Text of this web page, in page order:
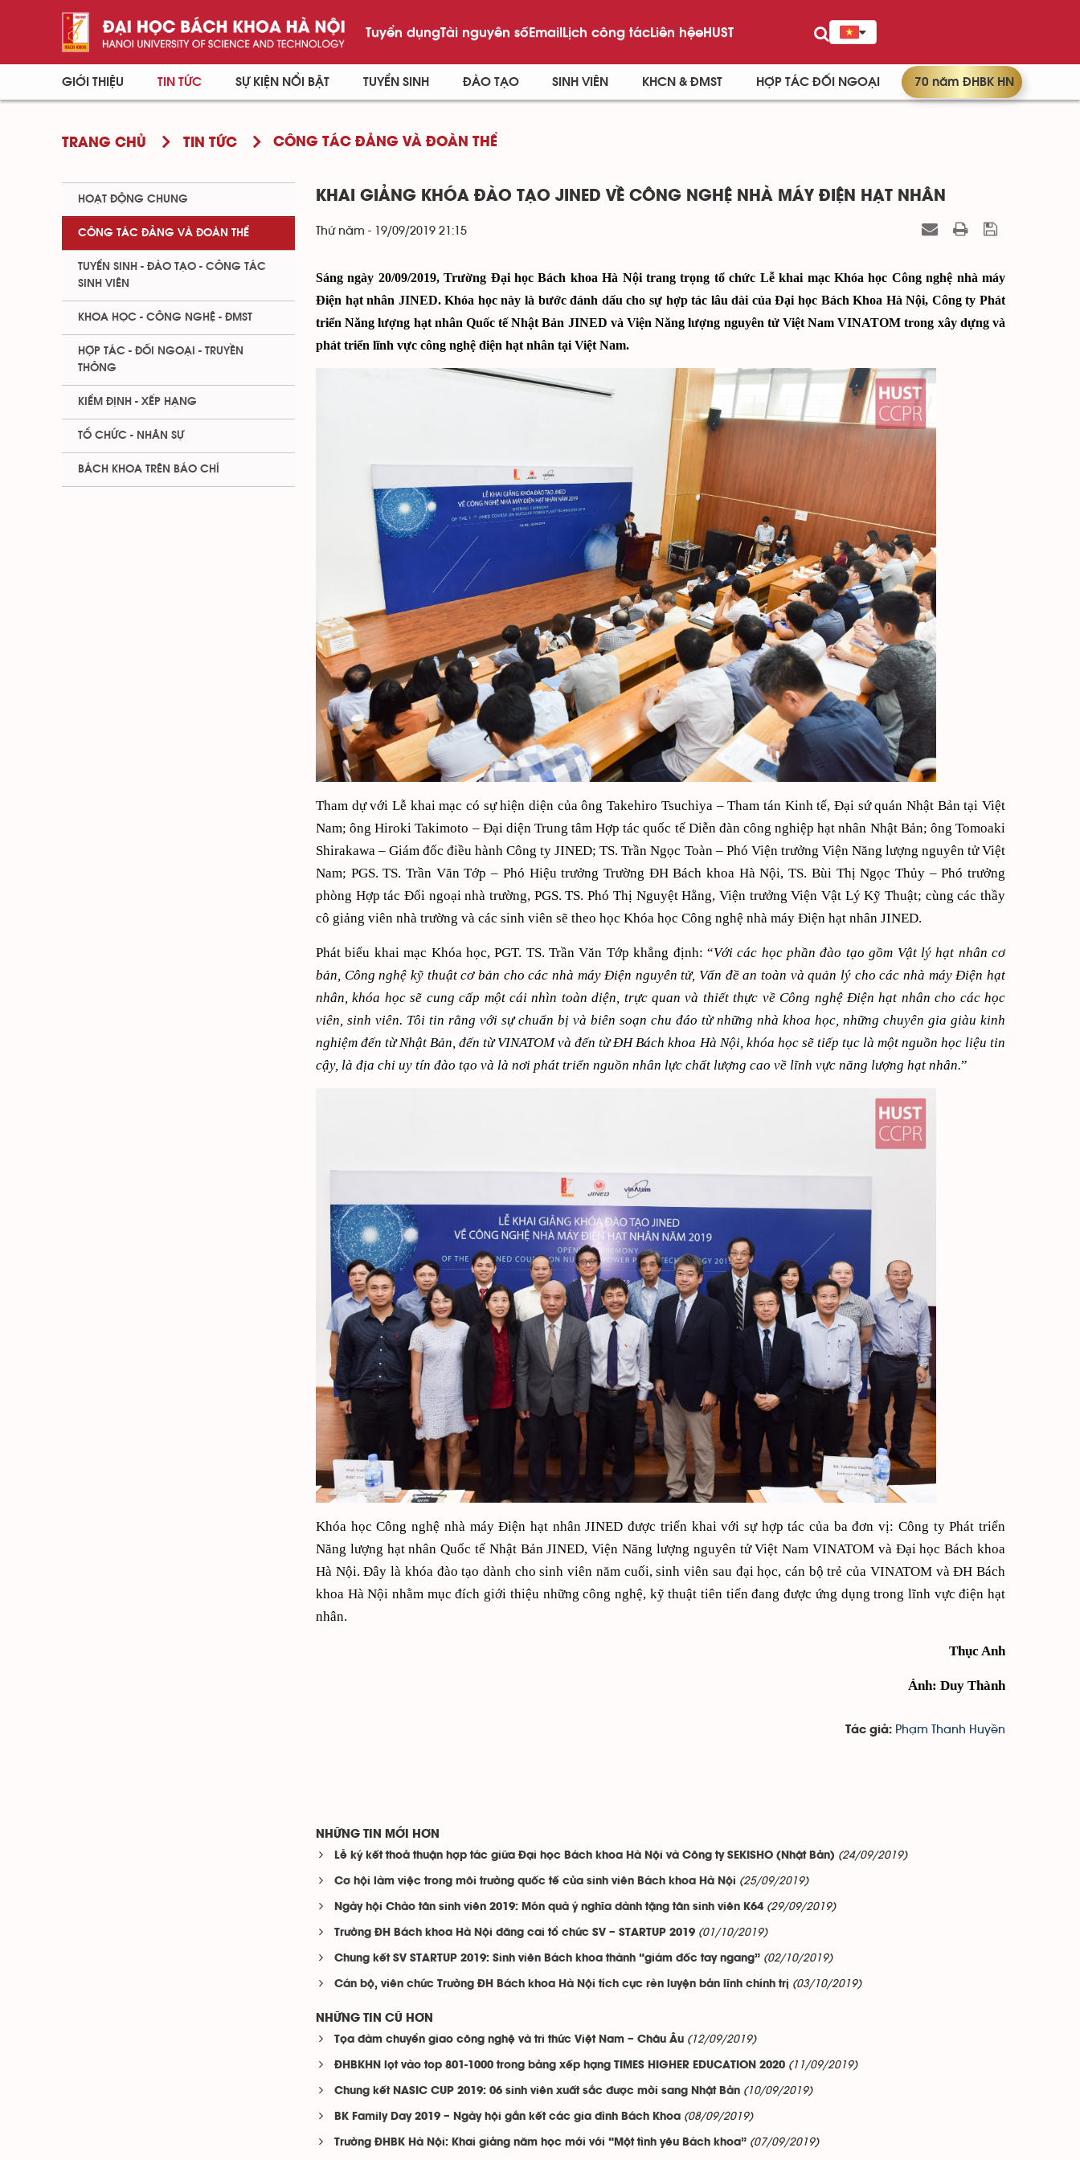
Tuyển dụngTài nguyên sốEmailLịch công tácLiên hệeHUST
GIỚI THIỆU TIN TỨC SỰ KIỆN NỔI BẬT TUYỂN SINH ĐÀO TẠO SINH VIÊN KHCN & ĐMST HỢP TÁC ĐỐI NGOẠI 70 năm ĐHBK HN
TRANG CHỦ TIN TỨC CÔNG TÁC ĐẢNG VÀ ĐOÀN THỂ
KHAI GIẢNG KHÓA ĐÀO TẠO JINED VỀ CÔNG NGHỆ NHÀ MÁY ĐIỆN HẠT NHÂN
Thứ năm - 19/09/2019 21:15
Sáng ngày 20/09/2019, Trường Đại học Bách khoa Hà Nội trang trọng tổ chức Lễ khai mạc Khóa học Công nghệ nhà máy
Điện hạt nhân JINED. Khóa học này là bước đánh dấu cho sự hợp tác lâu dài củaĐại học Bách Khoa Hà Nội, Công ty Phát
triển Năng lượng hạt nhân Quốc tế Nhật Bản JINED và Viện Năng lượng nguyên tử Việt Nam VINATOM trong xây dựng và
phát triển lĩnh vực công nghệ điện hạt nhân tại Việt Nam.
Tham dự với Lễ khai mạc có sự hiện diện của ông Takehiro Tsuchiya – Tham tán Kinh tế, Đại sứ quán Nhật Bản tại Việt
Nam; ông Hiroki Takimoto – Đại diện Trung tâm Hợp tác quốc tế Diễn đàn công nghiệp hạt nhân Nhật Bản; ông Tomoaki
Shirakawa – Giám đốc điều hành Công ty JINED; TS. Trần Ngọc Toàn – Phó Viện trưởng Viện Năng lượng nguyên tử Việt
Nam; PGS. TS. Trần Văn Tớp – Phó Hiệu trưởng Trường ĐH Bách khoa Hà Nội, TS. Bùi Thị Ngọc Thủy – Phó trưởng
phòng Hợp tác Đối ngoại nhà trường, PGS. TS. Phó Thị Nguyệt Hằng, Viện trưởng Viện Vật Lý Kỹ Thuật; cùng các thầy
cô giảng viên nhà trường và các sinh viên sẽ theo học Khóa học Công nghệ nhà máy Điện hạt nhân JINED.
Phát biểu khai mạc Khóa học, PGT. TS. Trần Văn Tớp khẳng định: “Với các học phần đào tạo gồm Vật lý hạt nhân cơ
bản, Công nghệ kỹ thuật cơ bản cho các nhà máy Điện nguyên tử, Vấn đề an toàn và quản lý cho các nhà máy Điện hạt
nhân, khóa học sẽ cung cấp một cái nhìn toàn diện, trực quan và thiết thực về Công nghệ Điện hạt nhân cho các học
viên, sinh viên. Tôi tin rằng với sự chuẩn bị và biên soạn chu đáo từ những nhà khoa học, những chuyên gia giàu kinh
nghiệm đến từ Nhật Bản, đến từ VINATOM và đến từ ĐH Bách khoa Hà Nội, khóa học sẽ tiếp tục là một nguồn học liệu tin
cậy, là địa chỉ uy tín đào tạo và là nơi phát triển nguồn nhân lực chất lượng cao về lĩnh vực năng lượng hạt nhân.”
Khóa học Công nghệ nhà máy Điện hạt nhân JINED được triển khai với sự hợp tác của ba đơn vị: Công ty Phát triển
Năng lượng hạt nhân Quốc tế Nhật Bản JINED, Viện Năng lượng nguyên tử Việt Nam VINATOM và Đại học Bách khoa
Hà Nội. Đây là khóa đào tạo dành cho sinh viên năm cuối, sinh viên sau đại học, cán bộ trẻ của VINATOM và ĐH Bách
khoa Hà Nội nhằm mục đích giới thiệu những công nghệ, kỹ thuật tiên tiến đang được ứng dụng trong lĩnh vực điện hạt
nhân.
Thục Anh
Ảnh: Duy Thành
Tác giả: Phạm Thanh Huyền
NHỮNG TIN MỚI HƠN
Lễ ký kết thoả thuận hợp tác giữa Đại học Bách khoa Hà Nội và Công ty SEKISHO (Nhật Bản) (24/09/2019)
Cơ hội làm việc trong môi trường quốc tế của sinh viên Bách khoa Hà Nội (25/09/2019)
Ngày hội Chào tân sinh viên 2019: Món quà ý nghĩa dành tặng tân sinh viên K64 (29/09/2019)
Trường ĐH Bách khoa Hà Nội đăng cai tổ chức SV – STARTUP 2019 (01/10/2019)
Chung kết SV STARTUP 2019: Sinh viên Bách khoa thành “giám đốc tay ngang” (02/10/2019)
Cán bộ, viên chức Trường ĐH Bách khoa Hà Nội tích cực rèn luyện bản lĩnh chính trị (03/10/2019)
NHỮNG TIN CŨ HƠN
Tọa đàm chuyển giao công nghệ và tri thức Việt Nam – Châu Âu (12/09/2019)
ĐHBKHN lọt vào top 801-1000 trong bảng xếp hạng TIMES HIGHER EDUCATION 2020 (11/09/2019)
Chung kết NASIC CUP 2019: 06 sinh viên xuất sắc được mời sang Nhật Bản (10/09/2019)
BK Family Day 2019 – Ngày hội gắn kết các gia đình Bách Khoa (08/09/2019)
Trường ĐHBK Hà Nội: Khai giảng năm học mới với “Một tình yêu Bách khoa” (07/09/2019)
HOẠT ĐỘNG CHUNG
CÔNG TÁC ĐẢNG VÀ ĐOÀN THỂ
TUYỂN SINH - ĐÀO TẠO - CÔNG TÁC
SINH VIÊN
KHOA HỌC - CÔNG NGHỆ - ĐMST
HỢP TÁC - ĐỐI NGOẠI - TRUYỀN
THÔNG
KIỂM ĐỊNH - XẾP HẠNG
TỔ CHỨC - NHÂN SỰ
BÁCH KHOA TRÊN BÁO CHÍ